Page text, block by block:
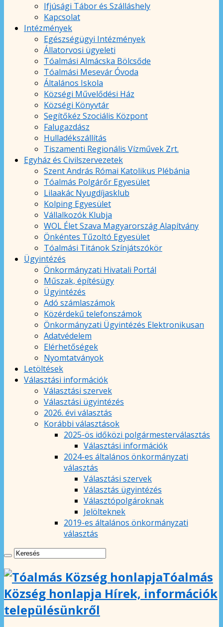
Ifjúsági Tábor és Szálláshely
Kapcsolat
Intézmények
Egészségügyi Intézmények
Állatorvosi ügyeleti
Tóalmási Almácska Bölcsőde
Tóalmási Mesevár Óvoda
Általános Iskola
Községi Művelődési Ház
Községi Könyvtár
Segítőkéz Szociális Központ
Falugazdász
Hulladékszállítás
Tiszamenti Regionális Vízművek Zrt.
Egyház és Civilszervezetek
Szent András Római Katolikus Plébánia
Tóalmás Polgárőr Egyesület
Lilaakác Nyugdíjasklub
Kolping Egyesület
Vállalkozók Klubja
WOL Élet Szava Magyarország Alapítvány
Önkéntes Tűzoltó Egyesület
Tóalmási Titánok Színjátszókör
Ügyintézés
Önkormányzati Hivatali Portál
Műszak, építésügy
Ügyintézés
Adó számlaszámok
Közérdekű telefonszámok
Önkormányzati Ügyintézés Elektronikusan
Adatvédelem
Elérhetőségek
Nyomtatványok
Letöltések
Választási információk
Választási szervek
Választási ügyintézés
2026. évi választás
Korábbi választások
2025-ös időközi polgármesterválasztás
Választási információk
2024-es általános önkormányzati
választás
Választási szervek
Választás ügyintézés
Választópolgároknak
Jelölteknek
2019-es általános önkormányzati
választás
Tóalmás
Község honlapja Hírek, információk
településünkről